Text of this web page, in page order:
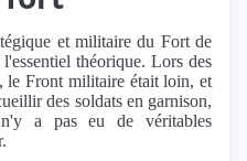
et militaire du Fort de
théorique. Lors des
le Front militaire était loin, et
des soldats en garnison,
a pas eu de véritables